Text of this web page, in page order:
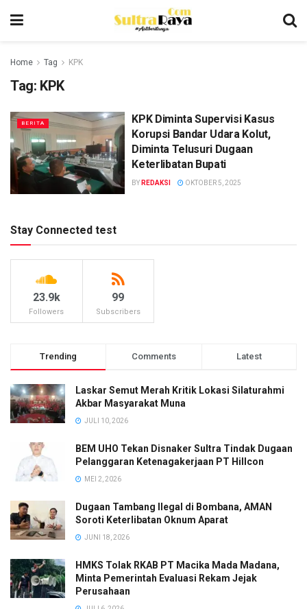
Home Tag KPK
Tag: KPK
BERITA
KPK Diminta Supervisi Kasus
Korupsi Bandar Udara Kolut,
Diminta Telusuri Dugaan
Keterlibatan Bupati
BY REDAKSI OKTOBER 5, 2025
Stay Connected test
23.9k
Followers
99
Subscribers
Trending Comments Latest
Laskar Semut Merah Kritik Lokasi Silaturahmi
Akbar Masyarakat Muna
JULI 10, 2026
BEM UHO Tekan Disnaker Sultra Tindak Dugaan
Pelanggaran Ketenagakerjaan PT Hillcon
MEI 2, 2026
Dugaan Tambang Ilegal di Bombana, AMAN
Soroti Keterlibatan Oknum Aparat
JUNI 18, 2026
HMKS Tolak RKAB PT Macika Mada Madana,
Minta Pemerintah Evaluasi Rekam Jejak
Perusahaan